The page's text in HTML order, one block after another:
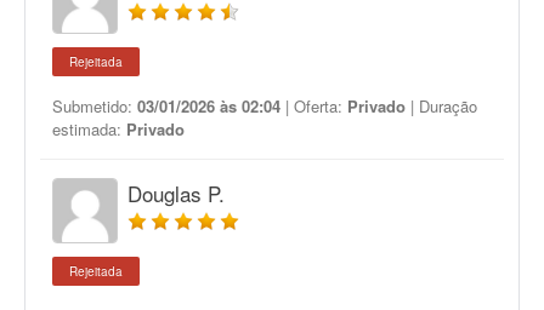
Rejeitada
Submetido: 03/01/2026 às 02:04 | Oferta: Privado | Duração
estimada: Privado
Douglas P.
Rejeitada